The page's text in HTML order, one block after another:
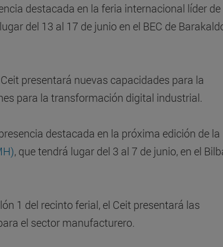
destacada en la feria internacional líder de
del 13 al 17 de junio en el BEC de
presentará nuevas capacidades para la
para la transformación digital industrial.
destacada en la próxima edición de la
, que tendrá lugar del 3 al 7 de junio, en el
1 del recinto ferial, el Ceit presentará las
el sector manufacturero.